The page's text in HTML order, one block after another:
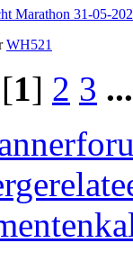
Marathon 31-05-
WH521
1] 2 3 ...